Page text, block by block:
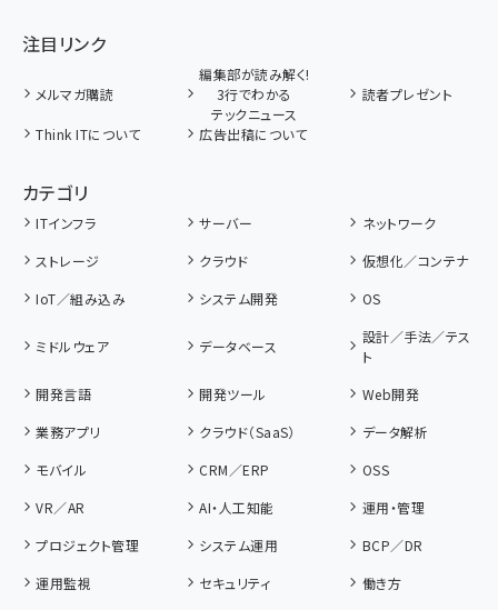
注目リンク
メルマガ購読
編集部が読み解く!
3行でわかる
テックニュース
読者プレゼント
Think ITについて 広告出稿について
カテゴリ
ITインフラ サーバー
ネットワーク
ストレージ
クラウド
仮想化／コンテナ
IoT／組み込み
システム開発 OS
ミドルウェア データベース
設計／手法／テス
ト
開発言語
開発ツール
Web開発
業務アプリ
クラウド（SaaS）
データ解析
モバイル
CRM／ERP
OSS
VR／AR
AI・人工知能
運用・管理
プロジェクト管理
システム運用
BCP／DR
運用監視
セキュリティ 働き方